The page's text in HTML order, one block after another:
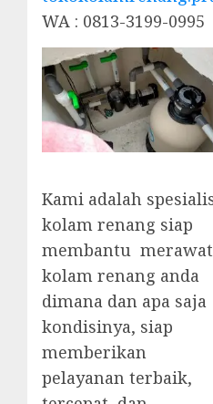
WA : 0813-3199-0995
Kami adalah
kolam renang siap
membantu merawat
kolam renang anda
dimana dan apa saja
kondisinya, siap
memberikan
pelayanan terbaik,